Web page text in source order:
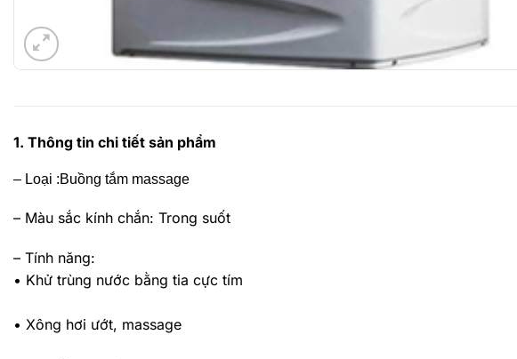
1. Thông tin chi tiết sản phẩm
– Loại :Buồng tắm massage
– Màu sắc kính chắn: Trong suốt
– Tính năng:
• Khử trùng nước bằng tia cực tím
• Xông hơi ướt, massage